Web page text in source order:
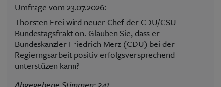
Umfrage vom 23.07.2026:
Thorsten Frei wird neuer Chef der CDU/CSU-
Bundestagsfraktion. Glauben Sie, dass er
Bundeskanzler Friedrich Merz (CDU) bei der
Regierngsarbeit positiv erfolgsversprechend
unterstüzen kann?
Abgegebene Stimmen: 241